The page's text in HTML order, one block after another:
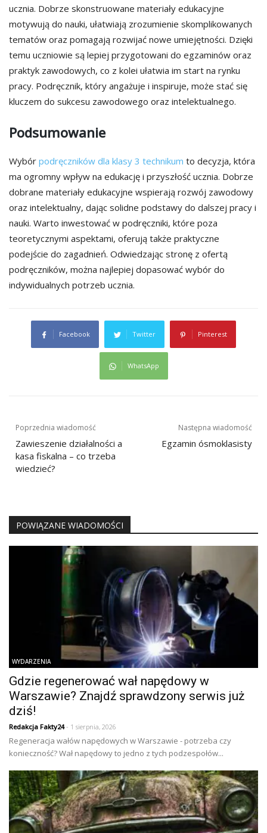
ucznia. Dobrze skonstruowane materiały edukacyjne
motywują do nauki, ułatwiają zrozumienie skomplikowanych
tematów oraz pomagają rozwijać nowe umiejętności. Dzięki
temu uczniowie są lepiej przygotowani do egzaminów oraz
praktyk zawodowych, co z kolei ułatwia im start na rynku
pracy. Podręcznik, który angażuje i inspiruje, może stać się
kluczem do sukcesu zawodowego oraz intelektualnego.
Podsumowanie
Wybór podręczników dla klasy 3 technikum to decyzja, która
ma ogromny wpływ na edukację i przyszłość ucznia. Dobrze
dobrane materiały edukacyjne wspierają rozwój zawodowy
oraz intelektualny, dając solidne podstawy do dalszej pracy i
nauki. Warto inwestować w podręczniki, które poza
teoretycznymi aspektami, oferują także praktyczne
podejście do zagadnień. Odwiedzając stronę z ofertą
podręczników, można najlepiej dopasować wybór do
indywidualnych potrzeb ucznia.
Facebook Twitter Pinterest
WhatsApp
Nawigacja
wpisu
Poprzednia wiadomość
Zawieszenie działalności a
kasa fiskalna – co trzeba
wiedzieć?
Następna wiadomość
Egzamin ósmoklasisty
POWIĄZANE WIADOMOŚCI
WYDARZENIA
Gdzie regenerować wał napędowy w
Warszawie? Znajdź sprawdzony serwis już
dziś!
Redakcja Fakty24- 1 sierpnia, 2026
Regeneracja wałów napędowych w Warszawie - potrzeba czy
konieczność? Wał napędowy to jedno z tych podzespołów...